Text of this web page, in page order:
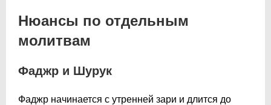
Нюансы по отдельным
молитвам
Фаджр и Шурук
Фаджр начинается с утренней зари и длится до